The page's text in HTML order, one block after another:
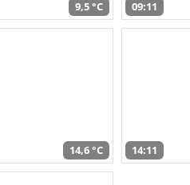
9,5 °C 09:11
14,6 °C 14:11